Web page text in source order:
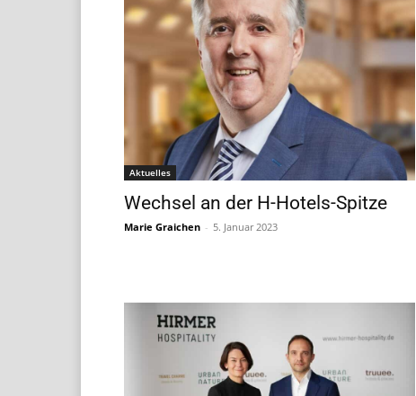
Aktuelles
Wechsel an der H-Hotels-Spitze
Marie Graichen - 5. Januar 2023